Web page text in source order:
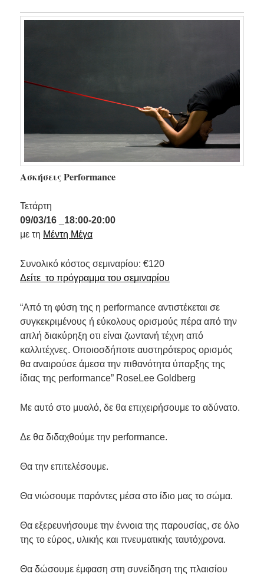
Ασκήσεις Performance
Τετάρτη
09/03/16 _18:00-20:00
με τη Μέντη Μέγα
Συνολικό κόστος σεμιναρίου: €120
Δείτε το πρόγραμμα του σεμιναρίου
“Από τη φύση της η performance αντιστέκεται σε
συγκεκριμένους ή εύκολους ορισμούς πέρα από την
απλή διακύρηξη οτι είναι ζωντανή τέχνη από
καλλιτέχνες. Οποιοσδήποτε αυστηρότερος ορισμός
θα αναιρούσε άμεσα την πιθανότητα ύπαρξης της
ίδιας της performance” RoseLee Goldberg
Με αυτό στο μυαλό, δε θα επιχειρήσουμε το αδύνατο.
Δε θα διδαχθούμε την performance.
Θα την επιτελέσουμε.
Θα νιώσουμε παρόντες μέσα στο ίδιο μας το σώμα.
Θα εξερευνήσουμε την έννοια της παρουσίας, σε όλο
της το εύρος, υλικής και πνευματικής ταυτόχρονα.
Θα δώσουμε έμφαση στη συνείδηση της πλαισίου